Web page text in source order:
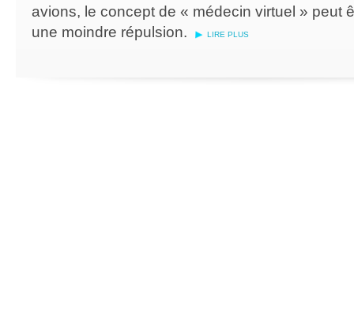
avions, le concept de « médecin virtuel » peut
une moindre répulsion.
LIRE PLUS